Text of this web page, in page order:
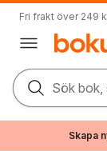
Fri frakt över 249
Sök bok,
Skapa